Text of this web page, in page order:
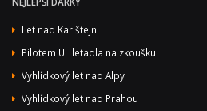
Let nad Karlštejn
Pilotem UL letadla na zkoušku
Vyhlídkový let nad Alpy
Vyhlídkový let nad Prahou